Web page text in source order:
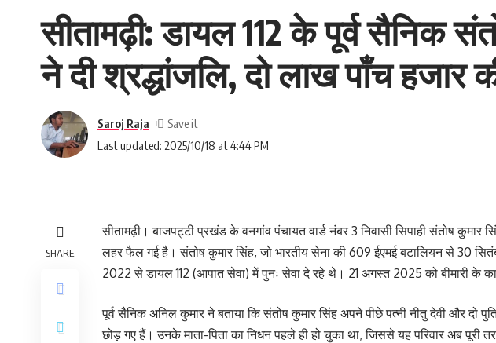
सीतामढ़ी: डायल 112 के पूर्व सैनिक
ने दी श्रद्धांजलि, दो लाख पाँच हजार
Last updated: 2025/10/18 at 4:44 PM
Saroj Raja
SHARE
सीतामढ़ी। बाजपट्टी प्रखंड के वनगांव पंचायत वार्ड नंबर 3 निवासी सिपाही संतोष
लहर फैल गई है। संतोष कुमार सिंह, जो भारतीय सेना की 609 ईएमई बटालियन से 30
2022 से डायल 112 (आपात सेवा) में पुनः सेवा दे रहे थे। 21 अगस्त 2025 को बीमारी के
पूर्व सैनिक अनिल कुमार ने बताया कि संतोष कुमार सिंह अपने पीछे पत्नी नीतु देवी और दो
छोड़ गए हैं। उनके माता-पिता का निधन पहले ही हो चुका था, जिससे यह परिवार अब पूरी